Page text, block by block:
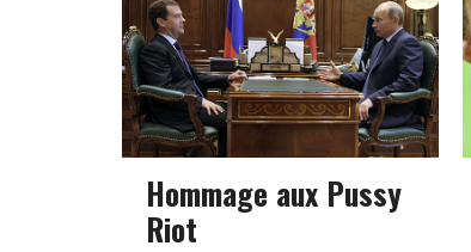
Hommage aux Pussy
Riot